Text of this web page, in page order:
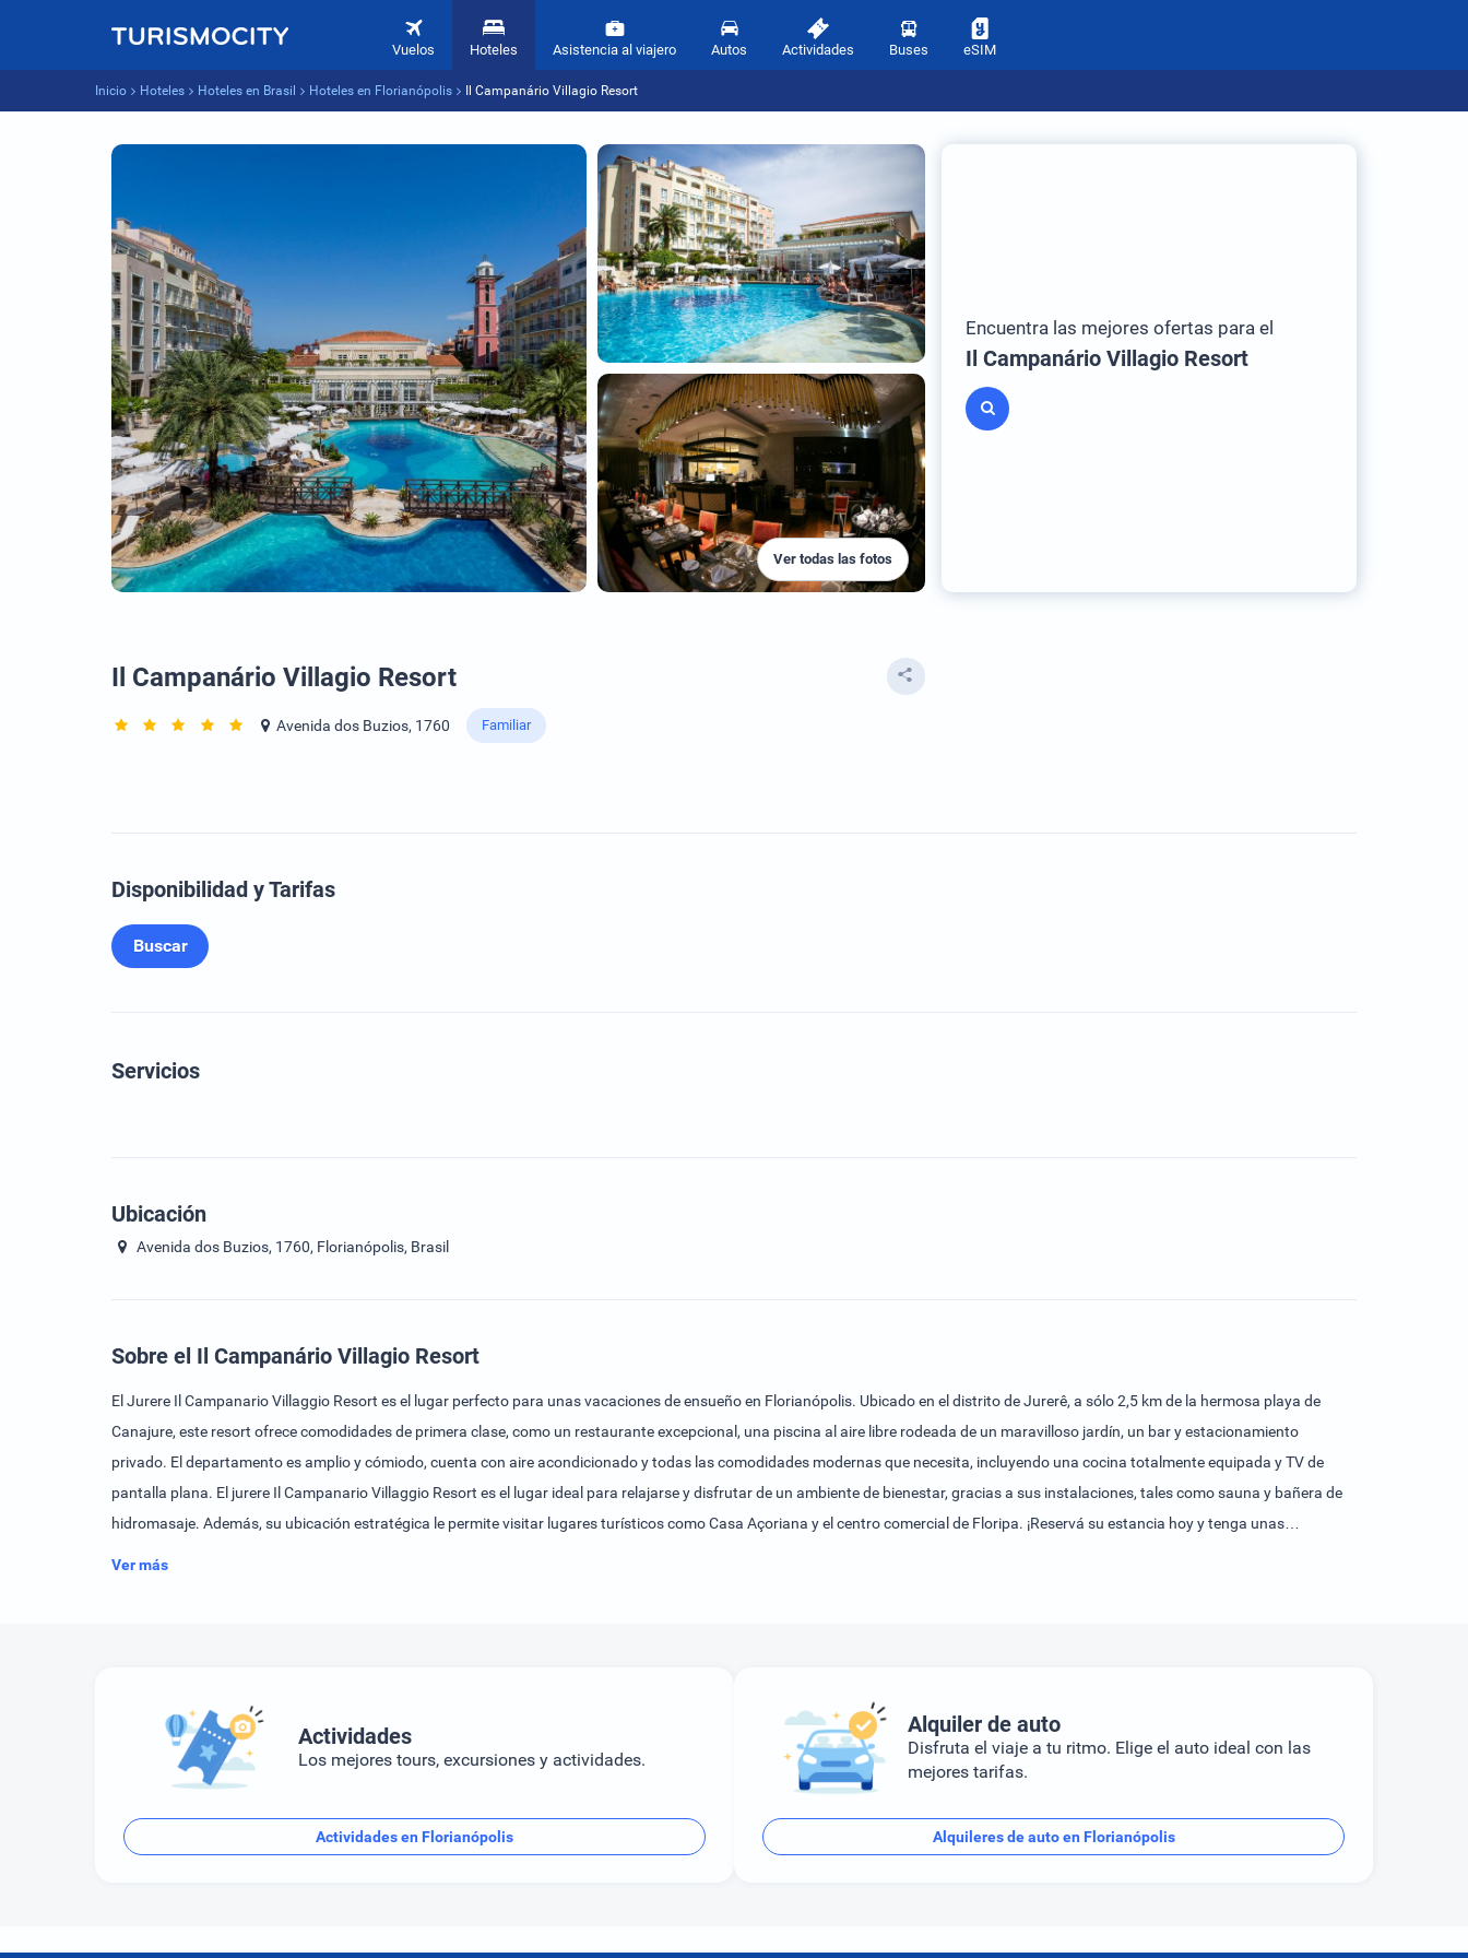
Vuelos Hoteles Asistencia al viajero Autos Actividades Buses eSIM
Inicio Hoteles Hoteles en Brasil Hoteles en Florianópolis Il Campanário Villagio Resort
Ver todas las fotos
Encuentra las mejores ofertas para el
Il Campanário Villagio Resort
Il Campanário Villagio Resort
Avenida dos Buzios, 1760 Familiar
Disponibilidad y Tarifas
Buscar
Servicios
Ubicación
Avenida dos Buzios, 1760, Florianópolis, Brasil
Sobre el Il Campanário Villagio Resort
El Jurere Il Campanario Villaggio Resort es el lugar perfecto para unas vacaciones de ensueño en Florianópolis. Ubicado en el distrito de Jurerê, a sólo 2,5 km de la hermosa playa de
Canajure, este resort ofrece comodidades de primera clase, como un restaurante excepcional, una piscina al aire libre rodeada de un maravilloso jardín, un bar y estacionamiento
privado. El departamento es amplio y cómiodo, cuenta con aire acondicionado y todas las comodidades modernas que necesita, incluyendo una cocina totalmente equipada y TV de
pantalla plana. El jurere Il Campanario Villaggio Resort es el lugar ideal para relajarse y disfrutar de un ambiente de bienestar, gracias a sus instalaciones, tales como sauna y bañera de
hidromasaje. Además, su ubicación estratégica le permite visitar lugares turísticos como Casa Açoriana y el centro comercial de Floripa. ¡Reservá su estancia hoy y tenga unas
Ver más
Actividades
Los mejores tours, excursiones y actividades.
Actividades en Florianópolis
Alquiler de auto
Disfruta el viaje a tu ritmo. Elige el auto ideal con las
mejores tarifas.
Alquileres de auto en Florianópolis